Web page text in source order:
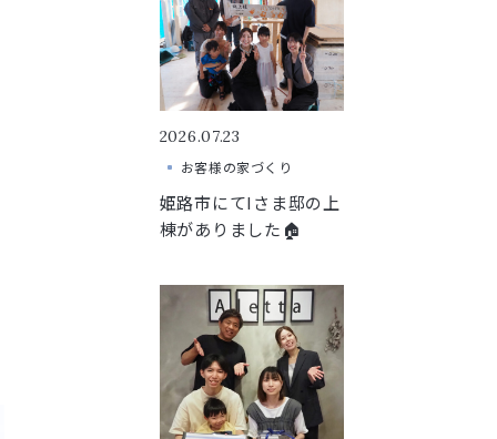
2026.07.23
お客様の家づくり
姫路市にてIさま邸の上
棟がありました🏠